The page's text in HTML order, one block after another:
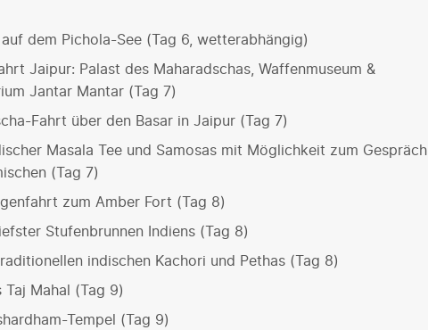
dem Pichola-See (Tag 6, wetterabhängig)
Jaipur: Palast des Maharadschas, Waffenmuseum &
Jantar Mantar (Tag 7)
Fahrt über den Basar in Jaipur (Tag 7)
Masala Tee und Samosas mit Möglichkeit zum Gespräch
(Tag 7)
zum Amber Fort (Tag 8)
Stufenbrunnen Indiens (Tag 8)
indischen Kachori und Pethas (Tag 8)
Taj Mahal (Tag 9)
Tempel (Tag 9)